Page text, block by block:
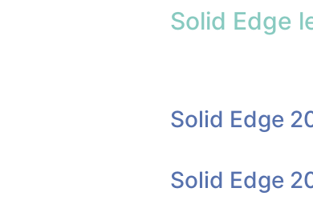
Solid Edge
Solid Edge
Solid Edge